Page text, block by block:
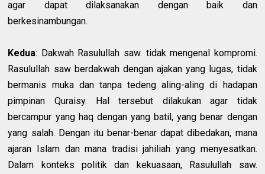
agar dapat dilaksanakan dengan baik dan
berkesinambungan.
Kedua: Dakwah Rasulullah saw. tidak mengenal kompromi.
Rasulullah saw berdakwah dengan ajakan yang lugas, tidak
bermanis muka dan tanpa tedeng aling-aling di hadapan
pimpinan Quraisy. Hal tersebut dilakukan agar tidak
bercampur yang haq dengan yang batil, yang benar dengan
yang salah. Dengan itu benar-benar dapat dibedakan, mana
ajaran Islam dan mana tradisi jahiliah yang menyesatkan.
Dalam konteks politik dan kekuasaan, Rasulullah saw.